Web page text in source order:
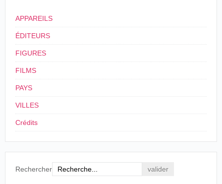
APPAREILS
ÉDITEURS
FIGURES
FILMS
PAYS
VILLES
Crédits
Rechercher